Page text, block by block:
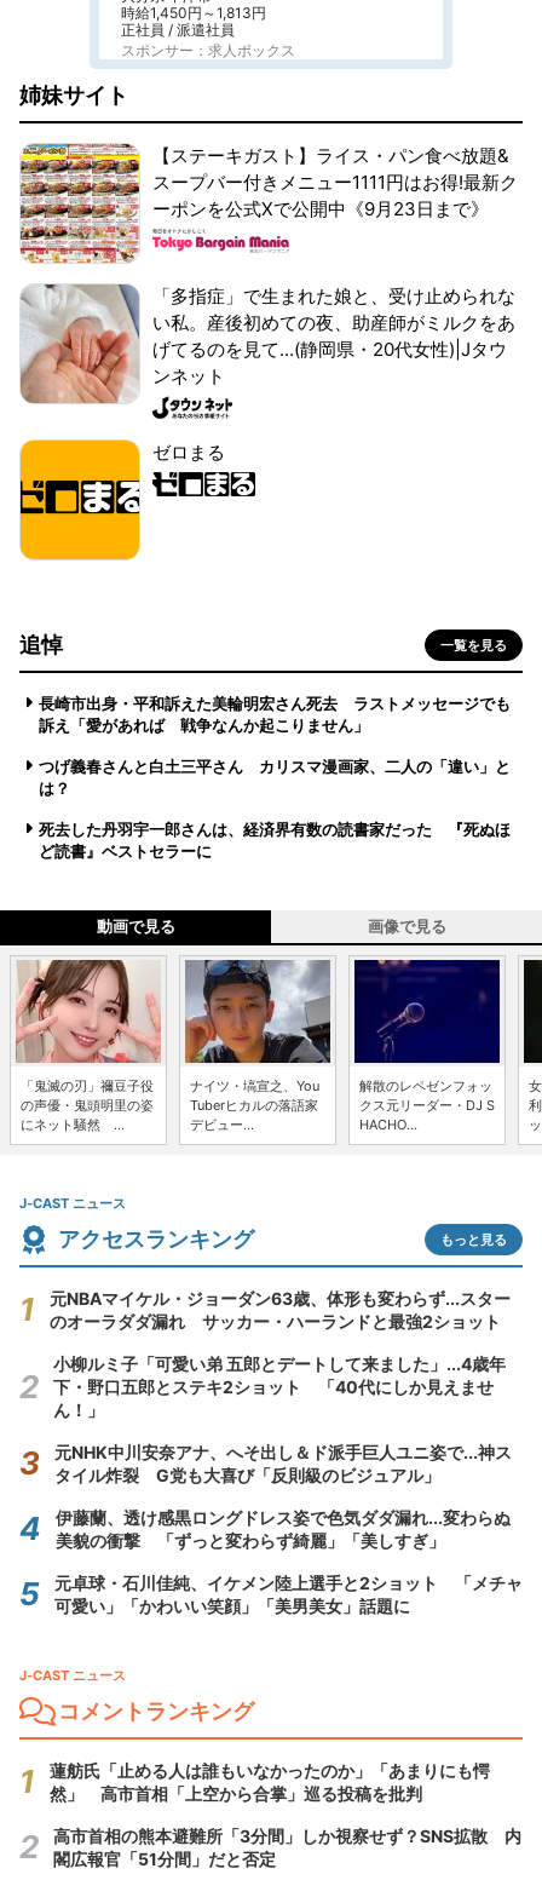
時給1,450円～1,813円
正社員 / 派遣社員
スポンサー：求人ボックス
姉妹サイト
【ステーキガスト】ライス・パン食べ放題&
スープバー付きメニュー1111円はお得!最新ク
ーポンを公式Xで公開中《9月23日まで》
「多指症」で生まれた娘と、受け止められな
い私。産後初めての夜、助産師がミルクをあ
げてるのを見て...(静岡県・20代女性)|Jタウ
ンネット
ゼロまる
追悼 一覧を見る
長崎市出身・平和訴えた美輪明宏さん死去 ラストメッセージでも
訴え「愛があれば 戦争なんか起こりません」
つげ義春さんと白土三平さん カリスマ漫画家、二人の「違い」と
は？
死去した丹羽宇一郎さんは、経済界有数の読書家だった 『死ぬほ
ど読書』ベストセラーに
動画で見る 画像で見る
「鬼滅の刃」禰豆子役
の声優・鬼頭明里の姿
にネット騒然 ...
ナイツ・塙宣之、You
Tuberヒカルの落語家
デビュー...
解散のレペゼンフォッ
クス元リーダー・DJ S
HACHO...
J-CAST ニュース
アクセスランキング もっと見る
元NBAマイケル・ジョーダン63歳、体形も変わらず...スター
のオーラダダ漏れ サッカー・ハーランドと最強2ショット
小柳ルミ子「可愛い弟 五郎とデートして来ました」...4歳年
下・野口五郎とステキ2ショット 「40代にしか見えませ
ん！」
元NHK中川安奈アナ、へそ出し＆ド派手巨人ユニ姿で...神ス
タイル炸裂 G党も大喜び「反則級のビジュアル」
伊藤蘭、透け感黒ロングドレス姿で色気ダダ漏れ...変わらぬ
美貌の衝撃 「ずっと変わらず綺麗」「美しすぎ」
元卓球・石川佳純、イケメン陸上選手と2ショット 「メチャ
可愛い」「かわいい笑顔」「美男美女」話題に
J-CAST ニュース
コメントランキング
蓮舫氏「止める人は誰もいなかったのか」「あまりにも愕
然」 高市首相「上空から合掌」巡る投稿を批判
高市首相の熊本避難所「3分間」しか視察せず？SNS拡散 内
閣広報官「51分間」だと否定